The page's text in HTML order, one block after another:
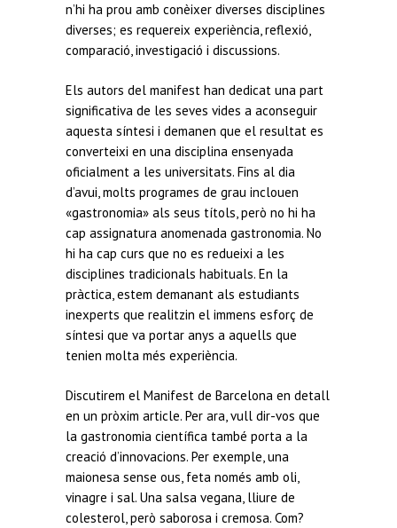
n’hi ha prou amb conèixer diverses disciplines
diverses; es requereix experiència, reflexió,
comparació, investigació i discussions.
Els autors del manifest han dedicat una part
significativa de les seves vides a aconseguir
aquesta síntesi i demanen que el resultat es
converteixi en una disciplina ensenyada
oficialment a les universitats. Fins al dia
d’avui, molts programes de grau inclouen
«gastronomia» als seus títols, però no hi ha
cap assignatura anomenada gastronomia. No
hi ha cap curs que no es redueixi a les
disciplines tradicionals habituals. En la
pràctica, estem demanant als estudiants
inexperts que realitzin el immens esforç de
síntesi que va portar anys a aquells que
tenien molta més experiència.
Discutirem el Manifest de Barcelona en detall
en un pròxim article. Per ara, vull dir-vos que
la gastronomia científica també porta a la
creació d’innovacions. Per exemple, una
maionesa sense ous, feta només amb oli,
vinagre i sal. Una salsa vegana, lliure de
colesterol, però saborosa i cremosa. Com?